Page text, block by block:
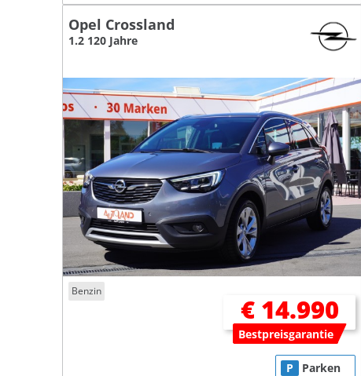
Opel Crossland
1.2 120 Jahre
Benzin
€ 14.990
Bestpreisgarantie
P Parken